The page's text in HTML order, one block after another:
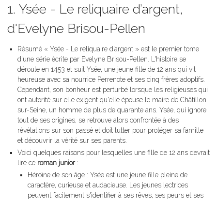
1. Ysée - Le reliquaire d’argent,
d'Evelyne Brisou-Pellen
Résumé « Ysée - Le reliquaire d’argent » est le premier tome
d'une série écrite par Evelyne Brisou-Pellen. L'histoire se
déroule en 1453 et suit Ysée, une jeune fille de 12 ans qui vit
heureuse avec sa nourrice Perrenote et ses cinq frères adoptifs.
Cependant, son bonheur est perturbé lorsque les religieuses qui
ont autorité sur elle exigent qu'elle épouse le maire de Châtillon-
sur-Seine, un homme de plus de quarante ans. Ysée, qui ignore
tout de ses origines, se retrouve alors confrontée à des
révélations sur son passé et doit lutter pour protéger sa famille
et découvrir la vérité sur ses parents.
Voici quelques raisons pour lesquelles une fille de 12 ans devrait
lire ce roman junior:
Héroïne de son âge : Ysée est une jeune fille pleine de
caractère, curieuse et audacieuse. Les jeunes lectrices
peuvent facilement s'identifier à ses rêves, ses peurs et ses